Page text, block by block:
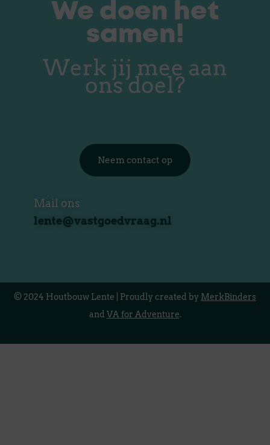
We doen het
samen!
Werk jij mee aan
ons doel?
Neem contact op
Mail ons
lente@vastgoedvraag.nl
© 2024 Houtbouw Lente | Proudly created by MerkBinders
and VA for Adventure.